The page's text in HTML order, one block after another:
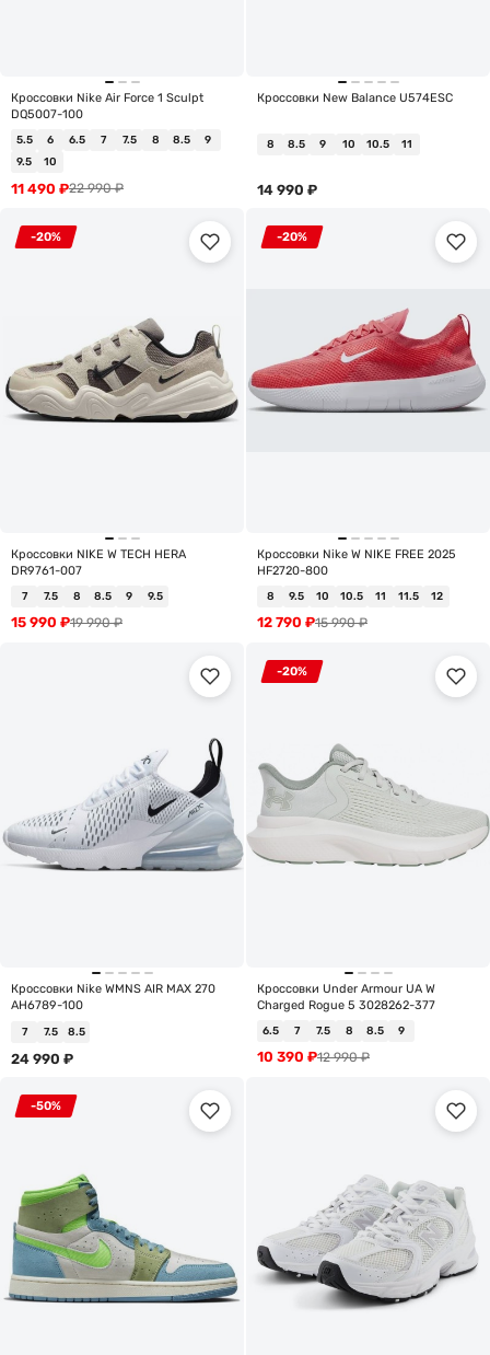
Кроссовки Nike Air Force 1 Sculpt
DQ5007-100
5.5 6 6.5 7 7.5 8 8.5
9
9.5
10
22 990₽
11 490 ₽
Кроссовки New Balance U574ESC
8 8.5 9 10 10.5 11
14 990 ₽
-20%
Кроссовки NIKE W TECH HERA
DR9761-007
7 7.5 8 8.5 9 9.5
19 990₽
15 990 ₽
-20%
Кроссовки Nike W NIKE FREE 2025
HF2720-800
8 9.5 10 10.5 11 11.5 12
15 990₽
12 790 ₽
Кроссовки Nike WMNS AIR MAX 270
AH6789-100
7 7.5 8.5
24 990 ₽
-20%
Кроссовки Under Armour UA W
Charged Rogue 5 3028262-377
6.5 7 7.5 8 8.5 9
12 990₽
10 390 ₽
-50%